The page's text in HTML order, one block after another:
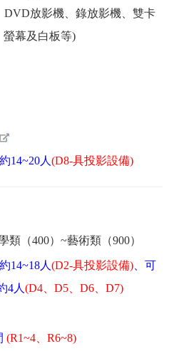
放影機、錄放影機、雙卡
幕及白板等)
14~20人 (D8-具投影設備)
類（400）~藝術類（900）
14~18人 (D2-具投影設備) 、可
4人 (D4、D5、D6、D7)
(R1~4、R6~8)